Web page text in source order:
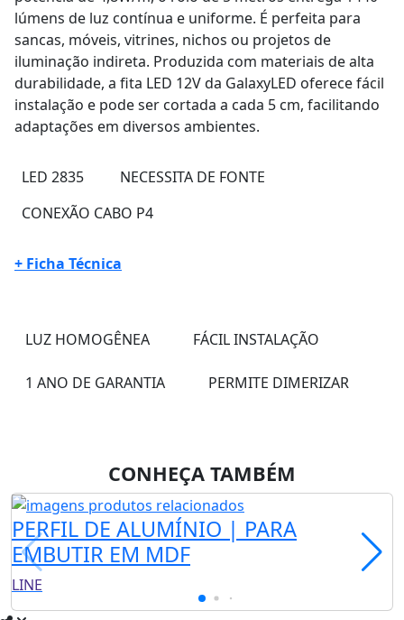
lúmens de luz contínua e uniforme. É perfeita para
sancas, móveis, vitrines, nichos ou projetos de
iluminação indireta. Produzida com materiais de alta
durabilidade, a fita LED 12V da GalaxyLED oferece fácil
instalação e pode ser cortada a cada 5 cm, facilitando
adaptações em diversos ambientes.
LED 2835
NECESSITA DE FONTE
CONEXÃO CABO P4
+ Ficha Técnica
LUZ HOMOGÊNEA FÁCIL INSTALAÇÃO
1 ANO DE GARANTIA PERMITE DIMERIZAR
CONHEÇA TAMBÉM
PERFIL DE ALUMÍNIO | PARA
EMBUTIR EM MDF
LINE